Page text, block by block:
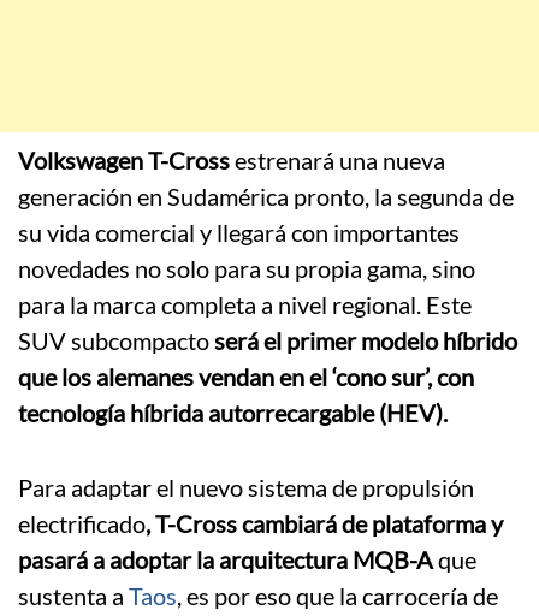
Volkswagen T-Crossestrenará una nueva
generación en Sudamérica pronto, la segunda de
su vida comercial y llegará con importantes
novedades no solo para su propia gama, sino
para la marca completa a nivel regional. Este
SUV subcompactoserá el primer modelo híbrido
que los alemanes vendan en el ‘cono sur’, con
tecnología híbrida autorrecargable (HEV).
Para adaptar el nuevo sistema de propulsión
electrificado, T-Cross cambiará de plataforma y
pasará a adoptar la arquitectura MQB-Aque
sustenta a Taos, es por eso que la carrocería de